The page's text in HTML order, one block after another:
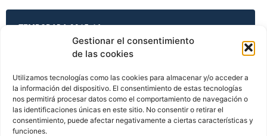
Gestionar el consentimiento
de las cookies
Utilizamos tecnologías como las cookies para almacenar y/o acceder a
la información del dispositivo. El consentimiento de estas tecnologías
nos permitirá procesar datos como el comportamiento de navegación o
las identificaciones únicas en este sitio. No consentir o retirar el
consentimiento, puede afectar negativamente a ciertas características y
funciones.
TEMPORADA 2015-16
TEMPORADA 2015-16
TEMPORADA 2015-16